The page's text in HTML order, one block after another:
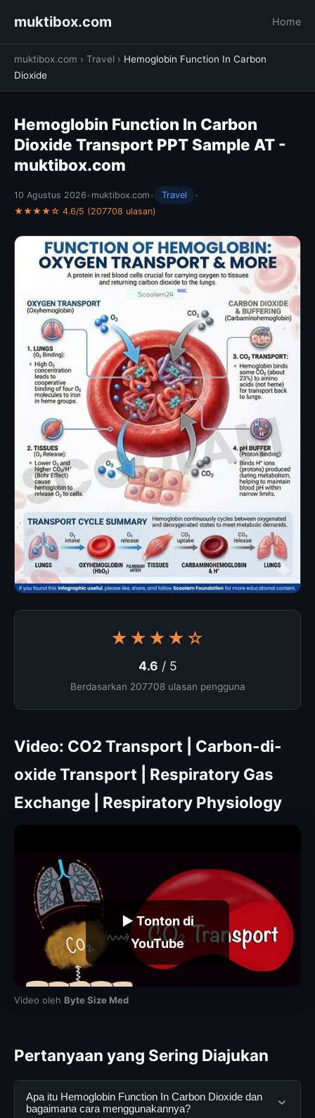
muktibox.com Home
muktibox.com › Travel › Hemoglobin Function In Carbon
Dioxide
Hemoglobin Function In Carbon
Dioxide Transport PPT Sample AT -
muktibox.com
10 Agustus 2026 • muktibox.com • Travel
•
★★★★☆ 4.6/5 (207708 ulasan)
★★★★☆
4.6 / 5
Berdasarkan 207708 ulasan pengguna
Video: CO2 Transport | Carbon-di-
oxide Transport | Respiratory Gas
Exchange | Respiratory Physiology
▶ Tonton di
YouTube
Video oleh Byte Size Med
Pertanyaan yang Sering Diajukan
Apa itu Hemoglobin Function In Carbon Dioxide dan
bagaimana cara menggunakannya?